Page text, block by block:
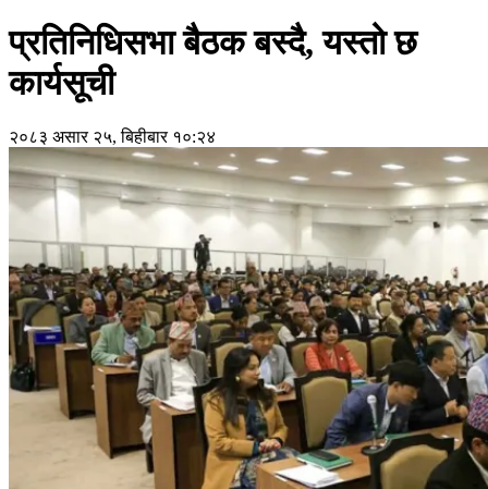
प्रतिनिधिसभा बैठक बस्दै, यस्तो छ
कार्यसूची
२०८३ असार २५, बिहीबार १०:२४